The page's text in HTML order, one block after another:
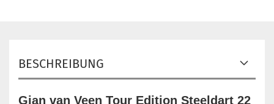
BESCHREIBUNG
Gian van Veen Tour Edition Steeldart 22